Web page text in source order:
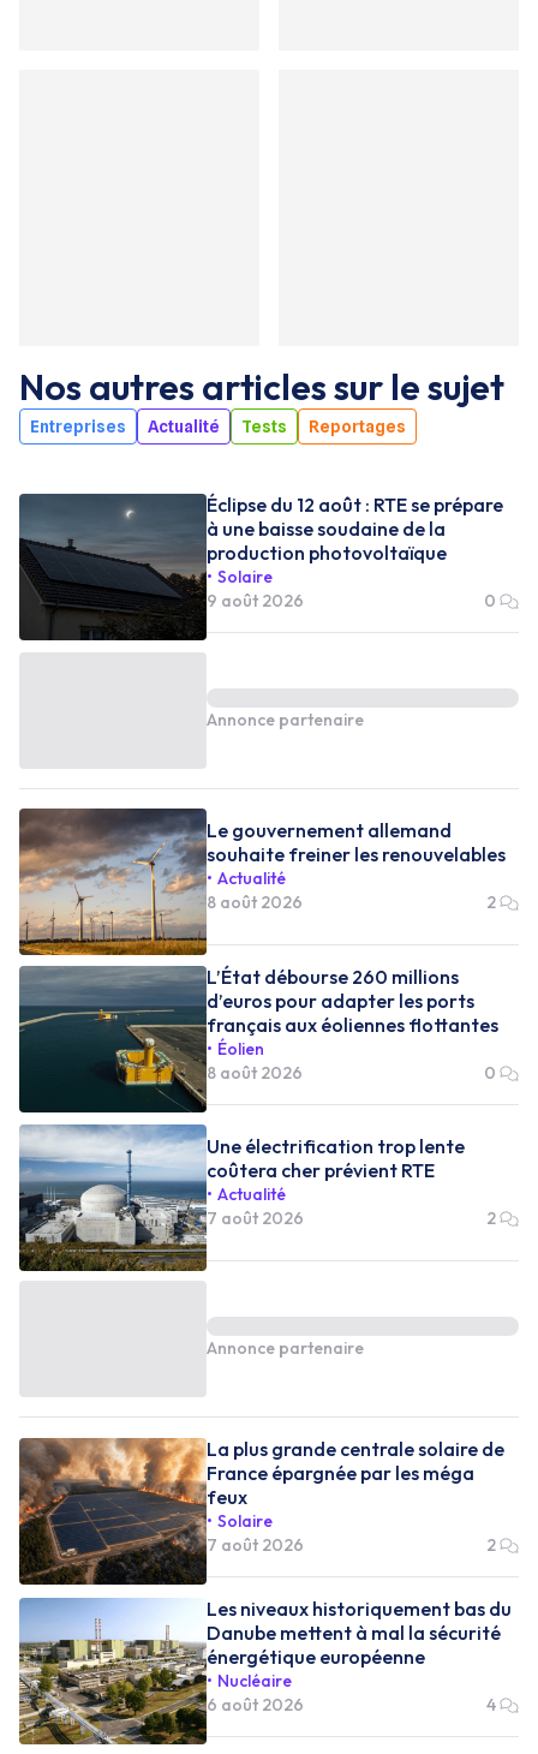
Nos autres articles sur le sujet
Entreprises Actualité Tests Reportages
Éclipse du 12 août : RTE se prépare
à une baisse soudaine de la
production photovoltaïque
Solaire
9 août 2026
0
Annonce partenaire
Le gouvernement allemand
souhaite freiner les renouvelables
Actualité
8 août 2026
2
L’État débourse 260 millions
d’euros pour adapter les ports
français aux éoliennes flottantes
Éolien
8 août 2026
0
Une électrification trop lente
coûtera cher prévient RTE
Actualité
7 août 2026
2
Annonce partenaire
La plus grande centrale solaire de
France épargnée par les méga
feux
Solaire
7 août 2026
2
Les niveaux historiquement bas du
Danube mettent à mal la sécurité
énergétique européenne
Nucléaire
6 août 2026
4